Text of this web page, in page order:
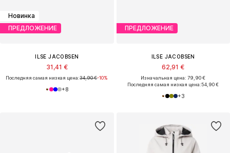
Новинка
ПРЕДЛОЖЕНИЕ
ILSE JACOBSEN
31,41 €
Последняя самая низкая цена:34,90 €-10%
+8
ПРЕДЛОЖЕНИЕ
ILSE JACOBSEN
62,91 €
Изначальная цена: 79,90 €
Последняя самая низкая цена:54,90 €
+3